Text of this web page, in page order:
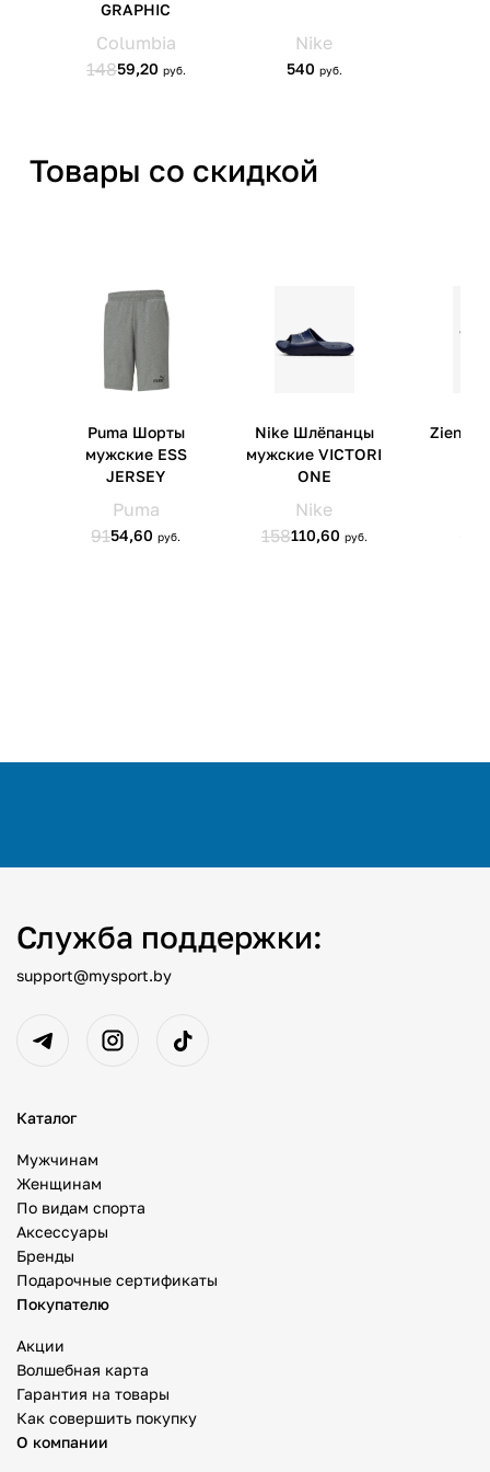
Товары со скидкой
Служба поддержки:
support@mysport.by
Каталог
Мужчинам
Женщинам
По видам спорта
Аксессуары
Бренды
Подарочные сертификаты
Покупателю
Акции
Волшебная карта
Гарантия на товары
Как совершить покупку
О компании